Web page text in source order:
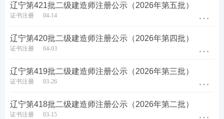
辽宁第421批二级建造师注册公示（2026年第五批）
证书注册 04-14
辽宁第420批二级建造师注册公示（2026年第四批）
证书注册 04-03
辽宁第419批二级建造师注册公示（2026年第三批）
证书注册 03-26
辽宁第418批二级建造师注册公示（2026年第二批）
证书注册 03-15